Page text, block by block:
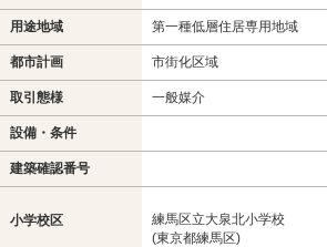
用途地域 第一種低層住居専用地域
都市計画 市街化区域
取引態様 一般媒介
設備・条件
建築確認番号
小学校区
練馬区立大泉北小学校
(東京都練馬区)